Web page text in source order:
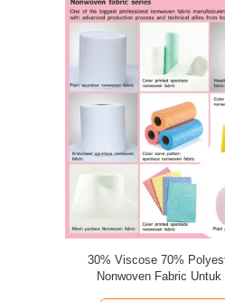
Sesuaikan Kain Nonwoven
Jerman TrüTzschler